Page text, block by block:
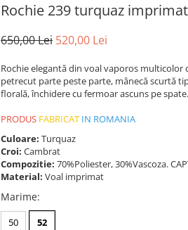
Rochie 239 turquaz
650,00 Lei 520,00 Lei
Rochie elegantă din voal vaporos
petrecut parte peste parte, mânecă scurtă
florală, închidere cu fermoar ascuns pe spate.
PRODUS FABRICAT IN ROMANIA
Culoare: Turquaz
Croi: Cambrat
Compozitie: 70%Poliester, 30%Vascoza.
Material: Voal imprimat
Marime:
50 52